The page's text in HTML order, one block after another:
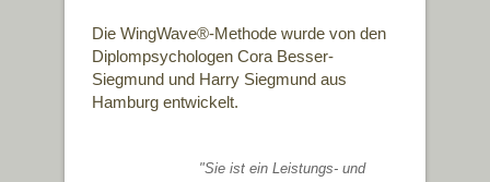
Die WingWave®-Methode wurde von den
Diplompsychologen Cora Besser-
Siegmund und Harry Siegmund aus
Hamburg entwickelt.
"Sie ist ein Leistungs- und